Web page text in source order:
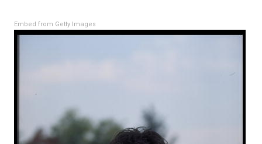
Embed from Getty Images